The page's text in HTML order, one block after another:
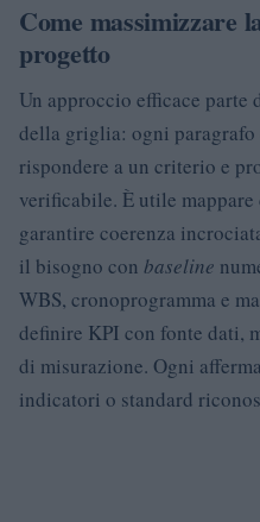
Come massimizzare
progetto
Un approccio efficace parte
della griglia: ogni paragrafo
rispondere a un criterio e
verificabile. È utile
garantire coerenza
il bisogno con baseline
WBS, cronoprogramma e
definire KPI con fonte dati,
di misurazione. Ogni
indicatori o standard